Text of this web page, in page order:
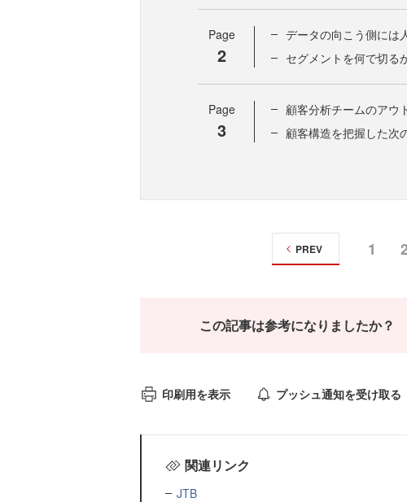
Page
2
データの向こう側には
セグメントを何で切る
Page
3
顧客分析チームのアウ
顧客構造を把握した次
1 2
PREV
この記事は参考になりましたか？
印刷用を表示 プッシュ通知を受け取る
関連リンク
JTB